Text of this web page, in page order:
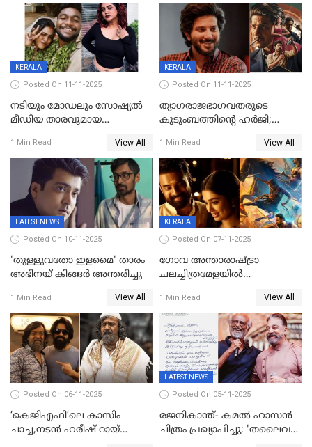
പൊട്ടിക്കുമെന്ന്
ഭീഷണി;അശ്ലീല
മെസേജുകളും വെളിപ്പെടുത്തി
മൃദുല വിജയ്
മമ്മൂട്ടി മാജിക്ക്, കളങ്കാവല്‍
ട്രെയിലര്‍ പുറത്ത്
KERALA
Posted On 11-11-2025
നടിയും മോഡലും സോഷ്യൽ
മീഡിയ താരവുമായ
ഇന്ന്‌ നല്ലൊരു ബിസി ഡേ
ആയിരുന്നുവെന്ന് നന്ദിത
ശങ്കര
1 Min Read View All
KERALA
Posted On 11-11-2025
ത്യാഗരാജഭാഗവതരുടെ
കുടുംബത്തിന്റെ ഹര്‍ജി;
ഹൈക്കോടതി നോട്ടീസ്‌
1 Min Read View All
LATEST NEWS
Posted On 10-11-2025
'തുള്ളുവതോ ഇളമൈ' താരം
അഭിനയ് കിങ്ങർ അന്തരിച്ചു
1 Min Read View All
KERALA
Posted On 07-11-2025
ഗോവ അന്താരാഷ്ട്രാ
ചലച്ചിത്രമേളയില്‍
മലയാളത്തില്‍നിന്ന്
ഏകചിത്രമായി 'എആര്‍എം';
1 Min Read View All
Posted On 06-11-2025
‘കെജിഎഫി’ലെ കാസിം
ചാച്ച,നടൻ ഹരീഷ് റായ്
LATEST NEWS
Posted On 05-11-2025
രജനികാന്ത്- കമൽ ഹാസൻ
ചിത്രം പ്രഖ്യാപിച്ചു; 'തലൈവർ